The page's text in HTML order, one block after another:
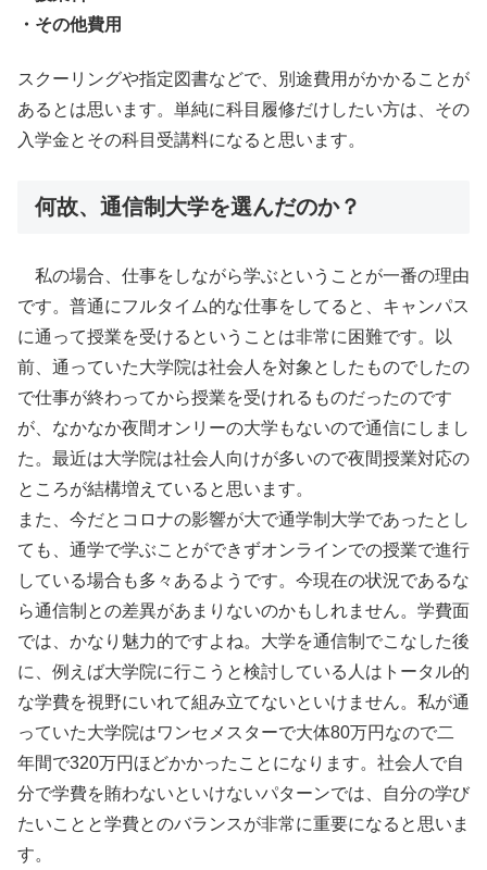
・その他費用
スクーリングや指定図書などで、別途費用がかかることが
あるとは思います。単純に科目履修だけしたい方は、その
入学金とその科目受講料になると思います。
何故、通信制大学を選んだのか？
私の場合、仕事をしながら学ぶということが一番の理由
です。普通にフルタイム的な仕事をしてると、キャンパス
に通って授業を受けるということは非常に困難です。以
前、通っていた大学院は社会人を対象としたものでしたの
で仕事が終わってから授業を受けれるものだったのです
が、なかなか夜間オンリーの大学もないので通信にしまし
た。最近は大学院は社会人向けが多いので夜間授業対応の
ところが結構増えていると思います。
また、今だとコロナの影響が大で通学制大学であったとし
ても、通学で学ぶことができずオンラインでの授業で進行
している場合も多々あるようです。今現在の状況であるな
ら通信制との差異があまりないのかもしれません。学費面
では、かなり魅力的ですよね。大学を通信制でこなした後
に、例えば大学院に行こうと検討している人はトータル的
な学費を視野にいれて組み立てないといけません。私が通
っていた大学院はワンセメスターで大体80万円なので二
年間で320万円ほどかかったことになります。社会人で自
分で学費を賄わないといけないパターンでは、自分の学び
たいことと学費とのバランスが非常に重要になると思いま
す。